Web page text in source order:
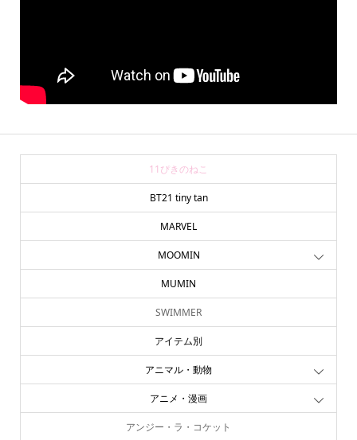
11ぴきのねこ
BT21 tiny tan
MARVEL
MOOMIN
MUMIN
SWIMMER
アイテム別
アニマル・動物
アニメ・漫画
アンジー・ラ・コケット